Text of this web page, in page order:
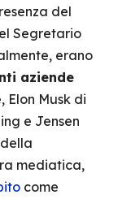
del
Segretario
erano
aziende
Elon Musk di
e Jensen
mediatica,
come